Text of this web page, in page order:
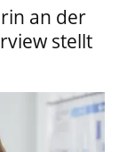
an der
stellt